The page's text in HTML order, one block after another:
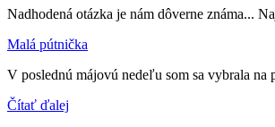
Nadhodená otázka je nám dôverne známa...
Malá pútnička
V poslednú májovú nedeľu som sa vybrala
Čítať ďalej